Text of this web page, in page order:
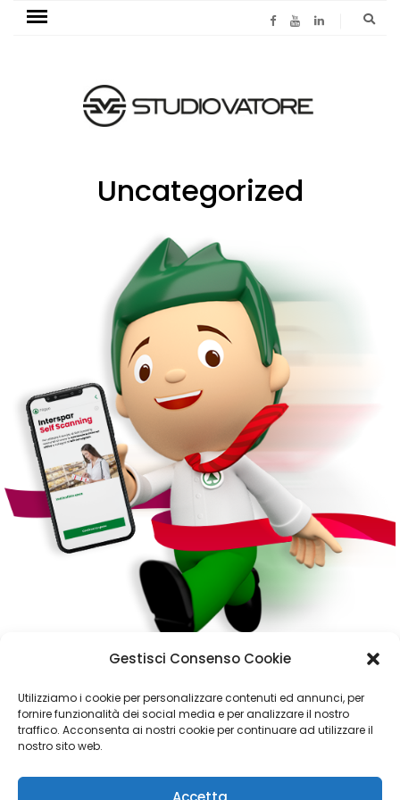
Gestisci Consenso Cookie
Utilizziamo i cookie per personalizzare contenuti ed annunci, per
fornire funzionalità dei social media e per analizzare il nostro
traffico. Acconsenta ai nostri cookie per continuare ad utilizzare il
nostro sito web.
Uncategorized
Al punto vendita Interspar di Albignasego è già attivo il nuovo
servizio Self scanning! Un...